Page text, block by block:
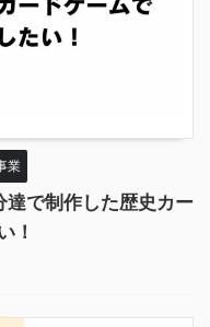
業
で制作した歴史カー
！